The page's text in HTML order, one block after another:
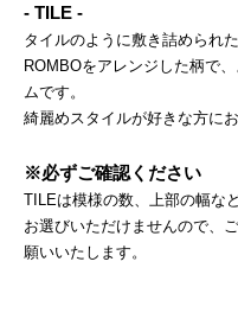
- TILE -
タイルのように敷き詰められ
ROMBOをアレンジした柄で
ムです。
綺麗めスタイルが好きな方にお
※必ずご確認ください
TILEは模様の数、上部の幅な
お選びいただけませんので、
願いいたします。